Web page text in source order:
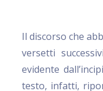
Il discorso che
versetti
evidente
testo, infatti,